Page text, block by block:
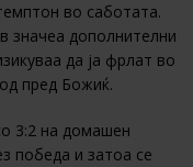
во саботата.
значеа дополнителни
да ја фрлат во
пред Божиќ.
3:2 на домашен
победа и затоа се